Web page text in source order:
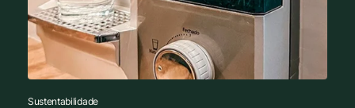
Sustentabilidade